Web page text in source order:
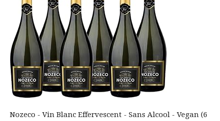
Nozeco - Vin Blanc Effervescent - Sans Alcool - Vegan (6